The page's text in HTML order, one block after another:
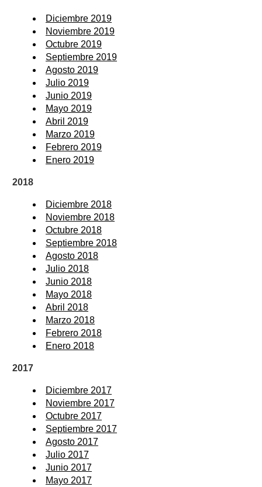
Diciembre 2019
Noviembre 2019
Octubre 2019
Septiembre 2019
Agosto 2019
Julio 2019
Junio 2019
Mayo 2019
Abril 2019
Marzo 2019
Febrero 2019
Enero 2019
2018
Diciembre 2018
Noviembre 2018
Octubre 2018
Septiembre 2018
Agosto 2018
Julio 2018
Junio 2018
Mayo 2018
Abril 2018
Marzo 2018
Febrero 2018
Enero 2018
2017
Diciembre 2017
Noviembre 2017
Octubre 2017
Septiembre 2017
Agosto 2017
Julio 2017
Junio 2017
Mayo 2017